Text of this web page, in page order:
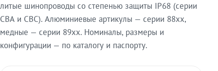
литые шинопроводы со степенью защиты IP68 (серии
СВА и СВС). Алюминиевые артикулы — серии 88xx,
медные — серии 89xx. Номиналы, размеры и
конфигурации — по каталогу и паспорту.